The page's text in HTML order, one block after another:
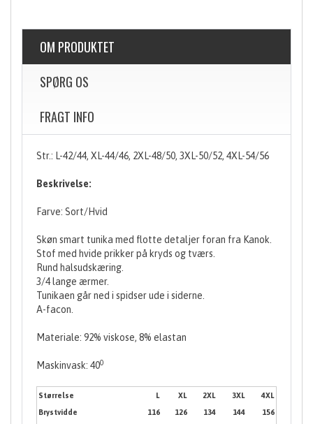
OM PRODUKTET
SPØRG OS
FRAGT INFO
Str.: L-42/44, XL-44/46, 2XL-48/50, 3XL-50/52, 4XL-54/56
Beskrivelse:
Farve: Sort/Hvid
Skøn smart tunika med flotte detaljer foran fra Kanok.
Stof med hvide prikker på kryds og tværs.
Rund halsudskæring.
3/4 lange ærmer.
Tunikaen går ned i spidser ude i siderne.
A-facon.
Materiale: 92% viskose, 8% elastan
Maskinvask: 400
Størrelse L XL 2XL 3XL
4XL
Brystvidde
116 126 134 144
156